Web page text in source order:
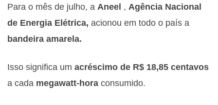
Para o mês de julho, a Aneel , Agência Nacional
de Energia Elétrica, acionou em todo o país a
bandeira amarela.
Isso significa um acréscimo de R$ 18,85 centavos
a cada megawatt-hora consumido.